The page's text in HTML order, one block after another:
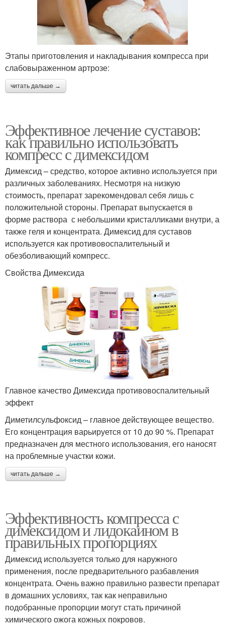
Этапы приготовления и накладывания компресса при
слабовыраженном артрозе:
читать дальше →
Эффективное лечение суставов:
как правильно использовать
компресс с димексидом
Димексид – средство, которое активно используется при
различных заболеваниях. Несмотря на низкую
стоимость, препарат зарекомендовал себя лишь с
положительной стороны. Препарат выпускается в
форме раствора с небольшими кристалликами внутри, а
также геля и концентрата. Димексид для суставов
используется как противовоспалительный и
обезболивающий компресс.
Свойства Димексида
Главное качество Димексида противовоспалительный
эффект
Диметилсульфоксид – главное действующее вещество.
Его концентрация варьируется от 10 до 90 %. Препарат
предназначен для местного использования, его наносят
на проблемные участки кожи.
читать дальше →
Эффективность компресса с
димексидом и лидокаином в
правильных пропорциях
Димексид используется только для наружного
применения, после предварительного разбавления
концентрата. Очень важно правильно развести препарат
в домашних условиях, так как неправильно
подобранные пропорции могут стать причиной
химического ожога кожных покровов.